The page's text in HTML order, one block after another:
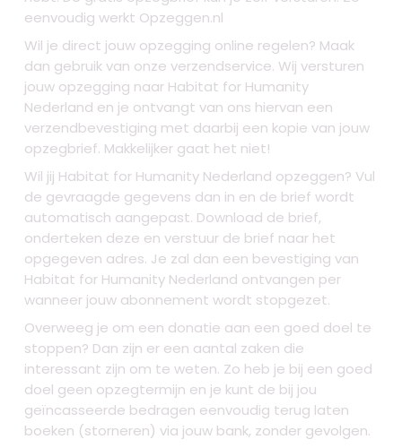
eenvoudig werkt Opzeggen.nl
Wil je direct jouw opzegging online regelen? Maak
dan gebruik van onze verzendservice. Wij versturen
jouw opzegging naar Habitat for Humanity
Nederland en je ontvangt van ons hiervan een
verzendbevestiging met daarbij een kopie van jouw
opzegbrief. Makkelijker gaat het niet!
Wil jij Habitat for Humanity Nederland opzeggen? Vul
de gevraagde gegevens dan in en de brief wordt
automatisch aangepast. Download de brief,
onderteken deze en verstuur de brief naar het
opgegeven adres. Je zal dan een bevestiging van
Habitat for Humanity Nederland ontvangen per
wanneer jouw abonnement wordt stopgezet.
Overweeg je om een donatie aan een goed doel te
stoppen? Dan zijn er een aantal zaken die
interessant zijn om te weten. Zo heb je bij een goed
doel geen opzegtermijn en je kunt de bij jou
geïncasseerde bedragen eenvoudig terug laten
boeken (storneren) via jouw bank, zonder gevolgen.